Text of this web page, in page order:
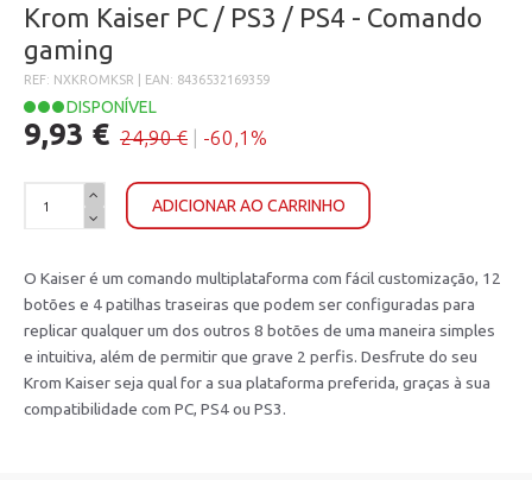
Krom Kaiser PC / PS3 / PS4 - Comando
gaming
REF: NXKROMKSR | EAN: 8436532169359
DISPONÍVEL
9,93 € 24,90 € | -60,1%
ADICIONAR AO CARRINHO
O Kaiser é um comando multiplataforma com fácil customização, 12
botões e 4 patilhas traseiras que podem ser configuradas para
replicar qualquer um dos outros 8 botões de uma maneira simples
e intuitiva, além de permitir que grave 2 perfis. Desfrute do seu
Krom Kaiser seja qual for a sua plataforma preferida, graças à sua
compatibilidade com PC, PS4 ou PS3.